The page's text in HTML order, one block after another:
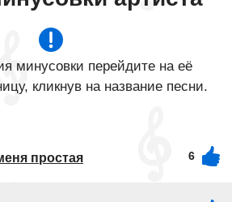
минусовки перейдите на её
кликнув на название песни.
простая 6